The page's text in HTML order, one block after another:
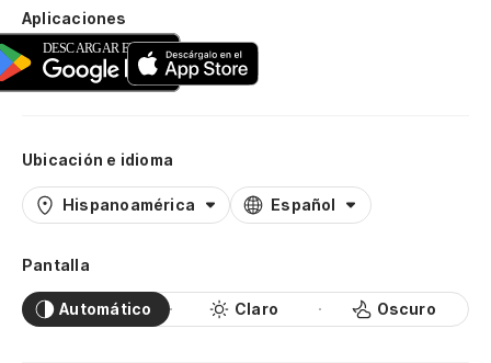
Aplicaciones
Ubicación e idioma
Hispanoamérica Español
Pantalla
Automático Claro Oscuro